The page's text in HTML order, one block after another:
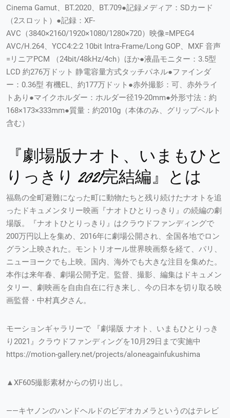
Cinema Gamut、BT.2020、BT.709●記録メディア：SDカード
（2スロット）●記録：XF-
AVC（3840×2160/1920×1080/1280×720）映像=MPEG4
AVC/H.264、YCC4:2:2 10bit Intra-Frame/Long GOP、MXF 音声
=リニアPCM （24bit/48kHz/4ch）ほか●液晶モニター：3.5型
LCD 約276万ドット 静電容量方式タッチパネル●ファインダ
ー：0.36型 有機EL、約177万ドット●赤外撮影：可、赤外ライ
トあり●マイクホルダー：ホルダー径19-20mm●外形寸法：約
168×173×333mm●質量：約2010g（本体のみ、グリップベルト
含む）
『劇場版ナオト、いまもひと
りっきり 2021完結編』とは
福島の全町避難になった町に動物たちと残り続けたナオトを追
ったドキュメンタリー映画『ナオトひとりっきり』の続編の劇
場版。『ナオトひとりっきり』はクラウドファンディングで
200万円以上を集め、2016年に劇場公開され、全国各地でロン
グラン上映された。モントリオール世界映画祭を経て、パリ、
ニューヨークでも上映。国内、海外でも大きな注目を集めた。
本作は来年春、劇場公開予定。監督、撮影、編集はドキュメン
タリー、劇映画を自由自在に行き来し、今の日本を切り取る映
画監督・中村真夕さん。
モーションギャラリーで 『劇場版 ナオト、いまもひとりっき
り2021』クラウドファンディングを10月29日まで実施中
https://motion-gallery.net/projects/aloneagainfukushima
▲XF605撮影素材からの切り出し。
——キヤノンのハンドヘルドのビデオカメラというのはテレビ